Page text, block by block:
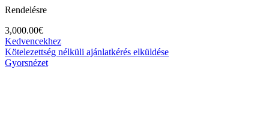
Rendelésre
3,000.00€
Kedvencekhez
Kötelezettség nélküli ajánlatkérés elküldése
Gyorsnézet